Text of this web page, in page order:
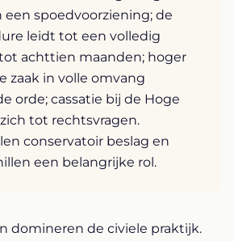
spoedvoorziening; de
leidt tot een volledig
achttien maanden; hoger
zaak in volle omvang
orde; cassatie bij de Hoge
tot rechtsvragen.
conservatoir beslag en
een belangrijke rol.
domineren de civiele praktijk.